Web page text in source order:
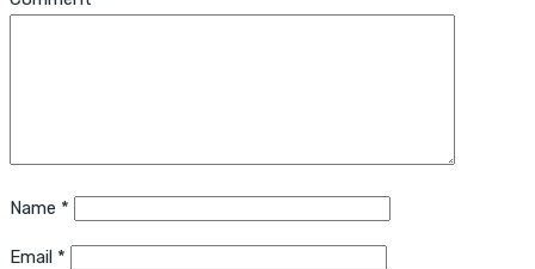
Name *
Email *